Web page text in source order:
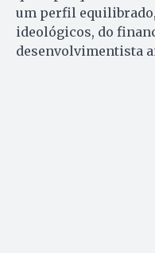
um perfil
ideológicos, do
desenvolvimentista